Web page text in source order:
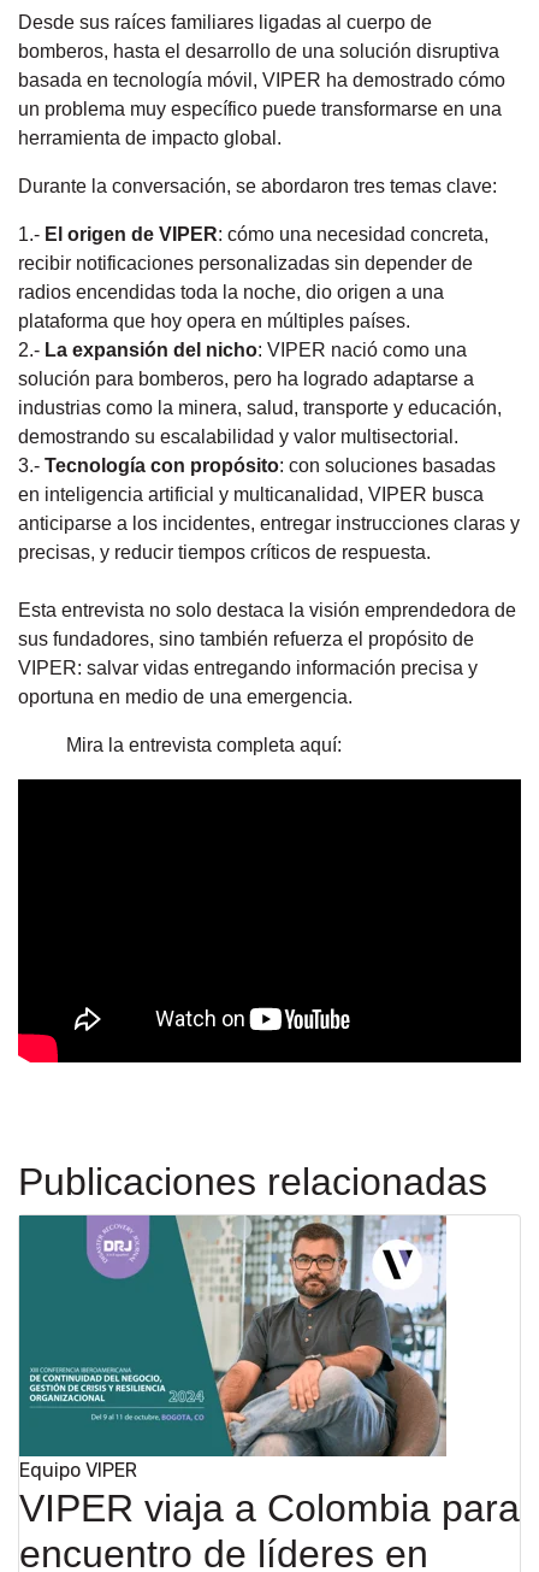
Desde sus raíces familiares ligadas al cuerpo de
bomberos, hasta el desarrollo de una solución disruptiva
basada en tecnología móvil, VIPER ha demostrado cómo
un problema muy específico puede transformarse en una
herramienta de impacto global.
Durante la conversación, se abordaron tres temas clave:
1.- El origen de VIPER: cómo una necesidad concreta,
recibir notificaciones personalizadas sin depender de
radios encendidas toda la noche, dio origen a una
plataforma que hoy opera en múltiples países.
2.- La expansión del nicho: VIPER nació como una
solución para bomberos, pero ha logrado adaptarse a
industrias como la minera, salud, transporte y educación,
demostrando su escalabilidad y valor multisectorial.
3.- Tecnología con propósito: con soluciones basadas
en inteligencia artificial y multicanalidad, VIPER busca
anticiparse a los incidentes, entregar instrucciones claras y
precisas, y reducir tiempos críticos de respuesta.
Esta entrevista no solo destaca la visión emprendedora de
sus fundadores, sino también refuerza el propósito de
VIPER: salvar vidas entregando información precisa y
oportuna en medio de una emergencia.
Mira la entrevista completa aquí:
Publicaciones relacionadas
Equipo VIPER
VIPER viaja a Colombia para
encuentro de líderes en